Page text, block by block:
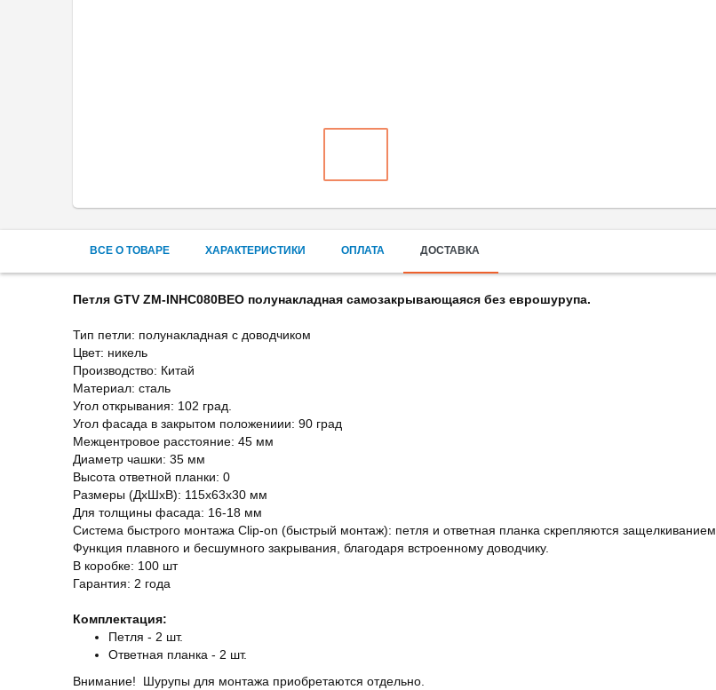
ВСЕ О ТОВАРЕ ХАРАКТЕРИСТИКИ ОПЛАТА ДОСТАВКА
Петля GTV ZM-INHC080BEO полунакладная самозакрывающаяся без еврошурупа.
Тип петли: полунакладная с доводчиком
Цвет: никель
Производство: Китай
Материал: сталь
Угол открывания: 102 град.
Угол фасада в закрытом положениии: 90 град
Межцентровое расстояние: 45 мм
Диаметр чашки: 35 мм
Высота ответной планки: 0
Размеры (ДхШхВ): 115х63х30 мм
Для толщины фасада: 16-18 мм
Система быстрого монтажа Clip-on (быстрый монтаж): петля и ответная планка скрепляются защелкиванием.
Функция плавного и бесшумного закрывания, благодаря встроенному доводчику.
В коробке: 100 шт
Гарантия: 2 года
Комплектация:
Петля - 2 шт.
Ответная планка - 2 шт.
Внимание! Шурупы для монтажа приобретаются отдельно.